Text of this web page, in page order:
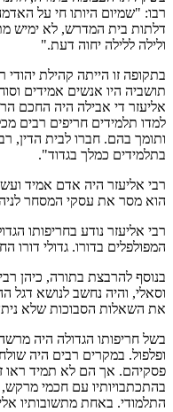
רבו: "שמיום היותו חי על
דלתות בית המדרש, לא ימיש
ולילה ללילה יחוה דעת."
בתקופה זו הייתה קהילת
תושביה היו אנשים אמידים
אליעזר די אבילה היה החכם
למדו תלמידים חריפים רבים
ותומך בהם. חברו לבית הדין,
בתלמידים כמלך בגדוד".
רבי אליעזר היה אדם אמיד
הוא מסר את עסקי המסחר
רבי אליעזר נודע בחריפותו
המפולפלים בדורו. גדולי
בנוסף להרבצת בתורה, כיהן
וסאלי, והיה נחשב לנושא דגל
את השאלות הסבוכות שלא
בשל חריפותו הגדולה היה
ופלפול. במקרים רבים היה
פסקיהם. אך הם לא תמיד ראו
בהתכתבויותיו עם חכמי מרקש,
התלמודי. באחת מתשובותיו